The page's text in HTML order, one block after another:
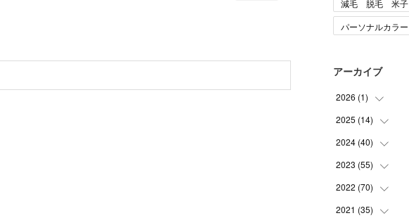
減毛 脱毛 米子
パーソナルカラー
アーカイブ
2026 (1)
(1
2025 (14)
(10
)
(1
(1
(2
2024 (40)
(1
(1
(3
2023 (55)
(2
(4
2022 (70)
(7
2021 (35)